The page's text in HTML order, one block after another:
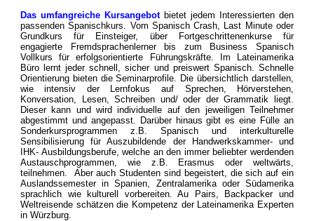
Das umfangreiche Kursangebotbietet jedem Interessierten den
passenden Spanischkurs. Vom Spanisch Crash, Last Minute oder
Grundkurs für Einsteiger, über Fortgeschrittenenkurse für
engagierte Fremdsprachenlerner bis zum Business Spanisch
Vollkurs für erfolgsorientierte Führungskräfte. Im Lateinamerika
Büro lernt jeder schnell, sicher und preiswert Spanisch. Schnelle
Orientierung bieten die Seminarprofile. Die übersichtlich darstellen,
wie intensiv der Lernfokus auf Sprechen, Hörverstehen,
Konversation, Lesen, Schreiben und/ oder der Grammatik liegt.
Dieser kann und wird individuelle auf den jeweiligen Teilnehmer
abgestimmt und angepasst. Darüber hinaus gibt es eine Fülle an
Sonderkursprogrammen z.B. Spanisch und interkulturelle
Sensibilisierung für Auszubildende der Handwerkskammer- und
IHK- Ausbildungsberufe, welche an den immer beliebter werdenden
Austauschprogrammen, wie z.B. Erasmus oder weltwärts,
teilnehmen. Aber auch Studenten sind begeistert, die sich auf ein
Auslandssemester in Spanien, Zentralamerika oder Südamerika
sprachlich wie kulturell vorbereiten. Au Pairs, Backpacker und
Weltreisende schätzen die Kompetenz der Lateinamerika Experten
in Würzburg.